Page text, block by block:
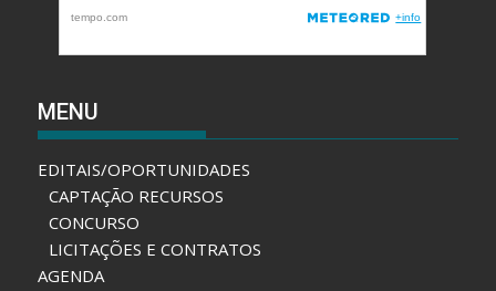
MENU
EDITAIS/OPORTUNIDADES
CAPTAÇÃO RECURSOS
CONCURSO
LICITAÇÕES E CONTRATOS
AGENDA